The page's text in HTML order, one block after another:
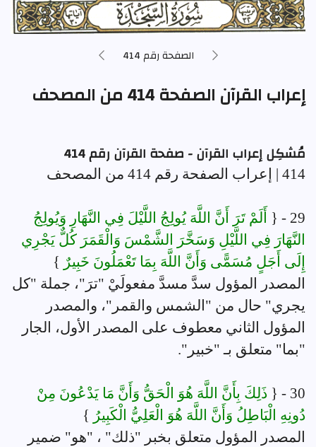
الصفحة رقم 414
إعراب القرآن الصفحة 414 من المصحف
مُشكِل إعراب القرآن - صفحة القرآن رقم 414
414 | إعراب الصفحة رقم 414 من المصحف
29 - {
أَلَمْ تَرَ أَنَّ اللَّهَ يُولِجُ اللَّيْلَ فِي النَّهَارِ وَيُولِجُ
النَّهَارَ فِي اللَّيْلِ وَسَخَّرَ الشَّمْسَ وَالْقَمَرَ كُلٌّ يَجْرِي
إِلَى أَجَلٍ مُسَمًّى وَأَنَّ اللَّهَ بِمَا تَعْمَلُونَ خَبِيرٌ }
المصدر المؤول سدَّ مسدَّ مفعولَيْ "ترَ"، جملة "كل
يجري" حال من "الشمس والقمر"، والمصدر
المؤول الثاني معطوف على المصدر الأول، الجار
"بما" متعلق بـ "خبير".
30 - {
ذَلِكَ بِأَنَّ اللَّهَ هُوَ الْحَقُّ وَأَنَّ مَا يَدْعُونَ مِنْ
دُونِهِ الْبَاطِلُ وَأَنَّ اللَّهَ هُوَ الْعَلِيُّ الْكَبِيرُ }
المصدر المؤول متعلق بخبر "ذلك" ، "هو" ضمير